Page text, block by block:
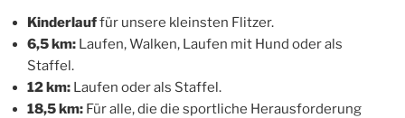
Kinderlauffür unsere kleinsten Flitzer.
6,5 km: Laufen, Walken, Laufen mit Hund oder als
Staffel.
12 km: Laufen oder als Staffel.
18,5 km: Für alle, die die sportliche Herausforderung